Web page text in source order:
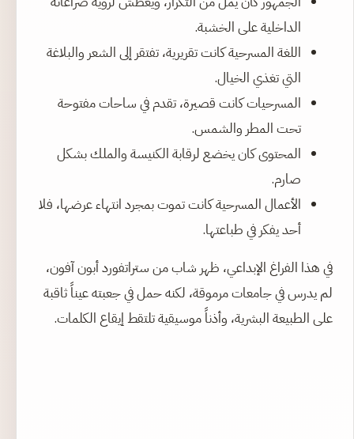
الداخلية على الخشبة.
اللغة المسرحية كانت تقريرية، تفتقر إلى الشعر والبلاغة
التي تغذي الخيال.
المسرحيات كانت قصيرة، تقدم في ساحات مفتوحة
تحت المطر والشمس.
المحتوى كان يخضع لرقابة الكنيسة والملك بشكل
صارم.
الأعمال المسرحية كانت تموت بمجرد انتهاء عرضها، فلا
أحد يفكر في طباعتها.
في هذا الفراغ الإبداعي، ظهر شاب من ستراتفورد أبون آفون،
لم يدرس في جامعات مرموقة، لكنه حمل في جعبته عيناً ثاقبة
على الطبيعة البشرية، وأذناً موسيقية تلتقط إيقاع الكلمات.